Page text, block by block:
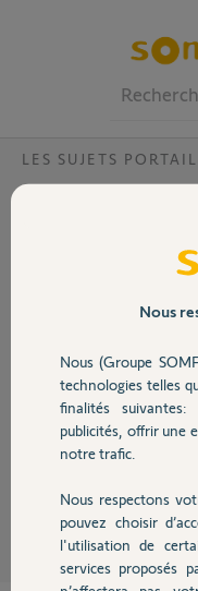
Volet
Sécurité
Domotique
Chauffage
Autres produits
LES SUJETS PORTAIL
avez vous une autre
Merci,
il y a 9 mois
Nous
Nous (Groupe
technologies telles
finalités
publicités, offrir une
notre trafic.
Nous respectons
pouvez choisir
l'utilisation de
services proposés